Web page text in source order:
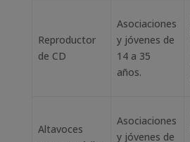
Reproductor
de CD
Asociaciones
y jóvenes de
14 a 35
años.
Altavoces
Asociaciones
y jóvenes de